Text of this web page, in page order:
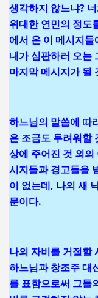
생각하지 않느냐?
위대한 연민의 정도
에서 온 이 메시지
내가 심판하러 오는
마지막 메시지가 될
하느님의 말씀에 따
은 조금도 두려워할
상에 주어진 것 외
시지들과 경고들을
이 없는데, 나의 새
문이다.
나의 자비를 거절할
하느님과 창조주 대
를 표함으로써 그들